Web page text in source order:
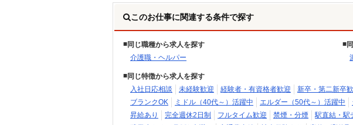
このお仕事に関連する条件で探す
同じ職種から求人を探す
介護職・ヘルパー
同じ特徴から求人を探す
入社日応相談
未経験歓迎 経験者・有資格者歓迎 新卒・第二新卒
ブランクOK
ミドル（40代～）活躍中 エルダー（50代～）活躍中
昇給あり
完全週休2日制 フルタイム歓迎 禁煙・分煙 駅直結・駅